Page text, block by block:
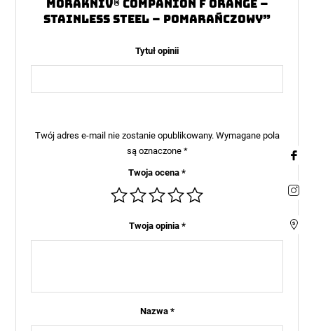
Morakniv® Companion F Orange –
Stainless Steel – Pomarańczowy”
Tytuł opinii
Twój adres e-mail nie zostanie opublikowany. Wymagane pola
są oznaczone *
Twoja ocena *
Twoja opinia *
Nazwa *